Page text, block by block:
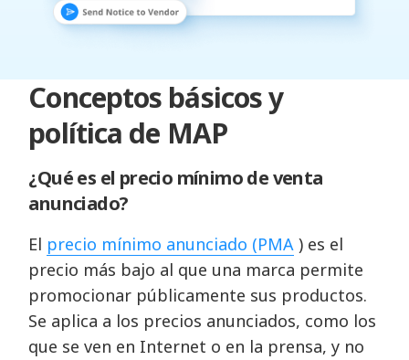
Conceptos básicos y
política de MAP
¿Qué es el precio mínimo de venta
anunciado?
El precio mínimo anunciado (PMA ) es el
precio más bajo al que una marca permite
promocionar públicamente sus productos.
Se aplica a los precios anunciados, como los
que se ven en Internet o en la prensa, y no